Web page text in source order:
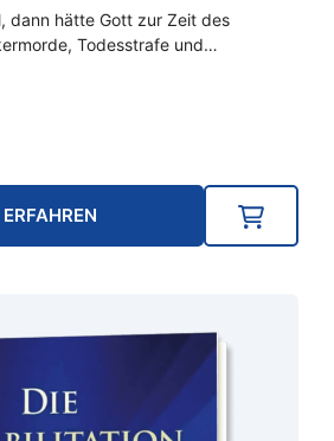
dann hätte Gott zur Zeit des
Todesstrafe und…